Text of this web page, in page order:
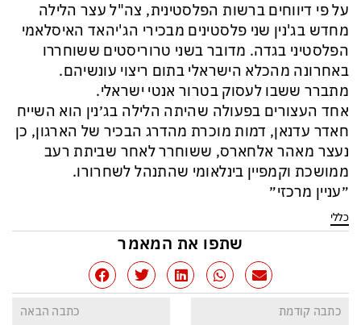
על פי דיווחים ברשות הפלסטינית, צה"ל עצר הלילה
מחדש בג'נין שני פלסטינים מבכירי הג'יהאד האיסלאמי
הפלסטיני בגדה. מדובר בשני טרוריסטים ששוחררו
באחרונה מהכלא הישראלי בתום ריצוי עונשיהם.
מתברר ששבו לעסוק בטרור אנטי ישראלי.
אחד העצורים בפעולה שהיתה הלילה בג׳נין הוא השייח
חאדר עדנאן, דמות מוכרת מהדרג הבכיר של הארגון, כן
נעצר מאהר אלחארס, ששוחרר לאחר שביתת רעב
ממושכת וקמפיין בינלאומי שהתנהל לשחרורו.
״עניין מרכזי״
כללי
שתפו את המאמר
כתבה קודמת כתבה הבאה